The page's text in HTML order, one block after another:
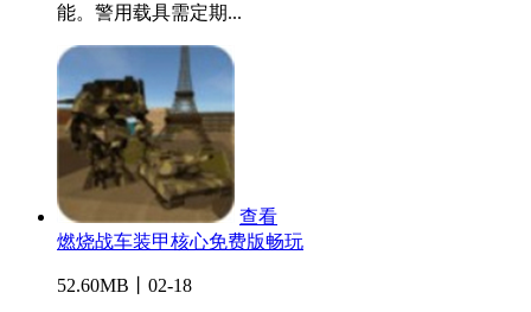
能。警用载具需定期...
查看
燃烧战车装甲核心免费版畅玩
52.60MB丨02-18